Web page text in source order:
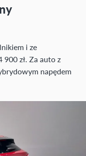
i ze
zł. Za auto z
napędem